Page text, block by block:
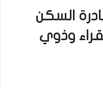
السكن
وذوي